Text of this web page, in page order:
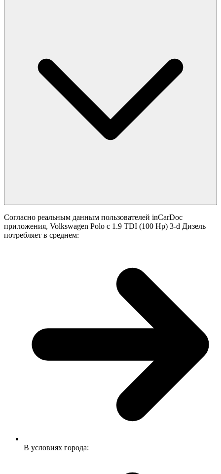
Согласно реальным данным пользователей inCarDoc
приложения, Volkswagen Polo с 1.9 TDI (100 Hp) 3-d Дизель
потребляет в среднем:
В условиях города: